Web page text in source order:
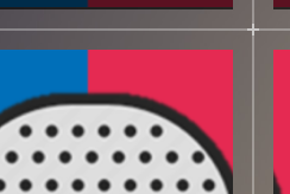
06/06/2022